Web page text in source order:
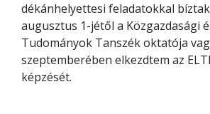
dékánhelyettesi feladatokkal bíztak
augusztus 1-jétől a Közgazdasági
Tudományok Tanszék oktatója
szeptemberében elkezdtem az
képzését.